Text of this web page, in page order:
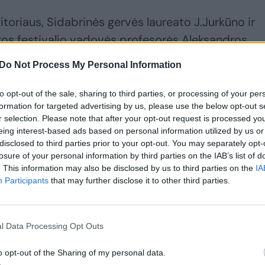
Do Not Process My Personal Information
opt-out of the sale, sharing to third parties, or processing of your
for targeted advertising by us, please use the below opt-out
selection. Please note that after your opt-out request is processed
interest-based ads based on personal information utilized by us
to third parties prior to your opt-out. You may separately
of your personal information by third parties on the IAB’s list of
This information may also be disclosed by us to third parties on the
Participants that may further disclose it to other third parties.
Data Processing Opt Outs
opt-out of the Sharing of my personal data.
Sidabrinės gervės laureato J.Jurkūno ir
festivalio vadovės profesorės Aleksandros
tekstinė šerdis – menininko laiškai,
balsai įkūnijo šviesą, sklindančią į visatos
metafizinę erdvę – tarsi žvaigždžių
atvėrė laisvo, nežinomo pasaulio
ašimi – ir pradžia, ir pabaiga.
gyvenime užima M.K.Čiurlionis? Ar tai tik nuo
užimantis tam tikrą kertelę kiekvieno